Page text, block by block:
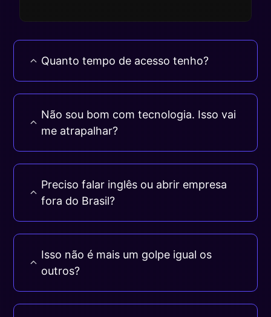
Quanto tempo de acesso tenho?
Não sou bom com tecnologia. Isso vai
me atrapalhar?
Preciso falar inglês ou abrir empresa
fora do Brasil?
Isso não é mais um golpe igual os
outros?